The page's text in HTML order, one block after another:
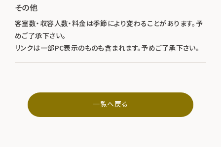
その他
客室数・収容人数・料金は季節により変わることがあります。予
めご了承下さい。
リンクは一部PC表示のものも含まれます。予めご了承下さい。
一覧へ戻る